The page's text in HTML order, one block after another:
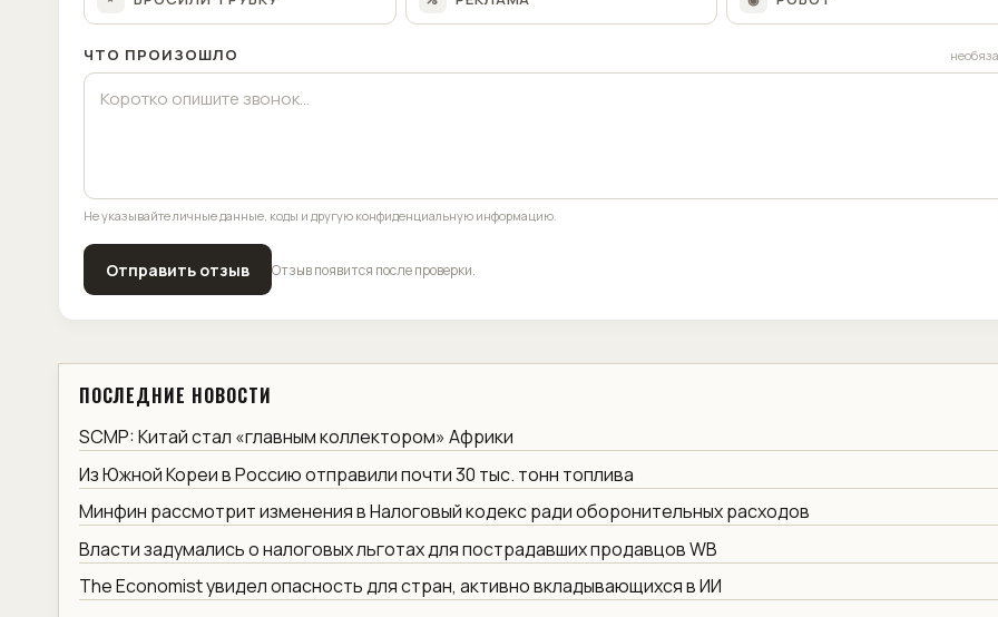
ЧТО ПРОИЗОШЛО
Не указывайте личные данные, коды и другую конфиденциальную информацию.
Отправить отзыв Отзыв появится после проверки.
ПОСЛЕДНИЕ НОВОСТИ
SCMP: Китай стал «главным коллектором» Африки
Из Южной Кореи в Россию отправили почти 30 тыс. тонн топлива
Минфин рассмотрит изменения в Налоговый кодекс ради оборонительных расходов
Власти задумались о налоговых льготах для пострадавших продавцов WB
The Economist увидел опасность для стран, активно вкладывающихся в ИИ